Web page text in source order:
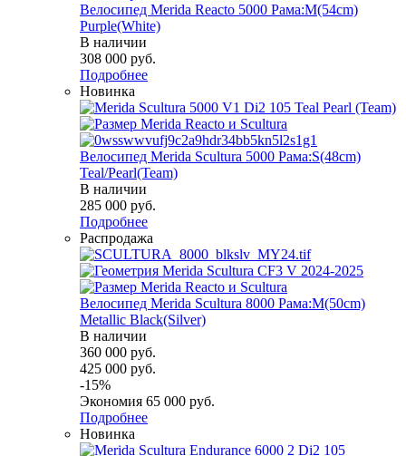
Велосипед Merida Reacto 5000 Рама:M(54cm)
Purple(White)
В наличии
308 000 руб.
Подробнее
Новинка
Велосипед Merida Scultura 5000 Рама:S(48cm)
Teal/Pearl(Team)
В наличии
285 000 руб.
Подробнее
Распродажа
Велосипед Merida Scultura 8000 Рама:M(50cm)
Metallic Black(Silver)
В наличии
360 000 руб.
425 000 руб.
-15%
Экономия 65 000 руб.
Подробнее
Новинка